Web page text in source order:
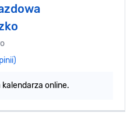
online.